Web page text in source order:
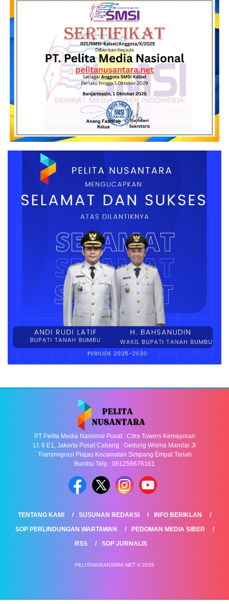
PT Pelita Media Nasional Pusat : Citra Towers Kemayoran
Lt. 6 E1, Jakarta Pusat Cabang : Gedung Wisma Mandar Jl
Transmigrasi Plajau Kecamatan Simpang Empat Tanah
Bumbu Telp : 081256676161
TENTANG KAMI SUSUNAN REDAKSI
INFO BERIKLAN
SOP PERLINDUNGAN WARTAWAN
PEDOMAN MEDIA SIBER
RSS
SOP JURNALIS
PELITANUSANTARA.NET © 2026